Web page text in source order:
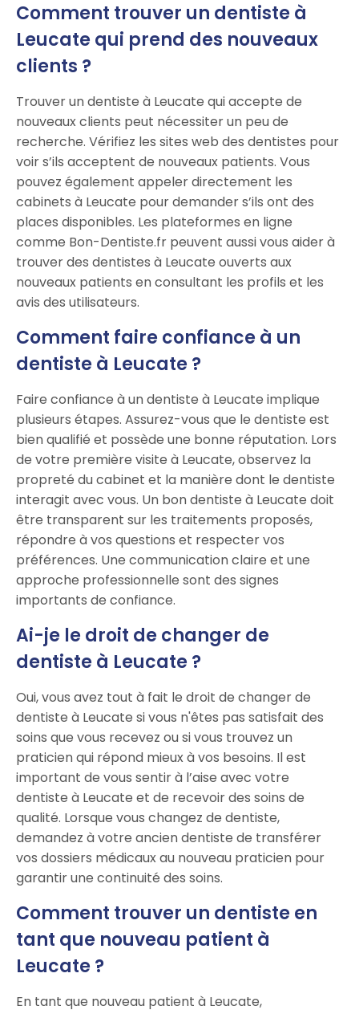
Comment trouver un dentiste à
Leucate qui prend des nouveaux
clients ?
Trouver un dentiste à Leucate qui accepte de
nouveaux clients peut nécessiter un peu de
recherche. Vérifiez les sites web des dentistes pour
voir s’ils acceptent de nouveaux patients. Vous
pouvez également appeler directement les
cabinets à Leucate pour demander s’ils ont des
places disponibles. Les plateformes en ligne
comme Bon-Dentiste.fr peuvent aussi vous aider à
trouver des dentistes à Leucate ouverts aux
nouveaux patients en consultant les profils et les
avis des utilisateurs.
Comment faire confiance à un
dentiste à Leucate ?
Faire confiance à un dentiste à Leucate implique
plusieurs étapes. Assurez-vous que le dentiste est
bien qualifié et possède une bonne réputation. Lors
de votre première visite à Leucate, observez la
propreté du cabinet et la manière dont le dentiste
interagit avec vous. Un bon dentiste à Leucate doit
être transparent sur les traitements proposés,
répondre à vos questions et respecter vos
préférences. Une communication claire et une
approche professionnelle sont des signes
importants de confiance.
Ai-je le droit de changer de
dentiste à Leucate ?
Oui, vous avez tout à fait le droit de changer de
dentiste à Leucate si vous n'êtes pas satisfait des
soins que vous recevez ou si vous trouvez un
praticien qui répond mieux à vos besoins. Il est
important de vous sentir à l’aise avec votre
dentiste à Leucate et de recevoir des soins de
qualité. Lorsque vous changez de dentiste,
demandez à votre ancien dentiste de transférer
vos dossiers médicaux au nouveau praticien pour
garantir une continuité des soins.
Comment trouver un dentiste en
tant que nouveau patient à
Leucate ?
En tant que nouveau patient à Leucate,